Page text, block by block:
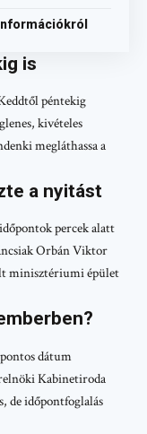
is
péntekig
kivételes
megláthassa a
a nyitást
percek alatt
Orbán Viktor
minisztériumi épület
dátum
Kabinetiroda
de időpontfoglalás